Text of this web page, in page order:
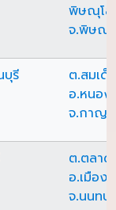
พิษณุโล
จ.พิษณุ
บุรี
ต.สมเด็
อ.หนอง
จ.กาญจ
ต.ตลา
อ.เมือง
จ.นนทบุรี